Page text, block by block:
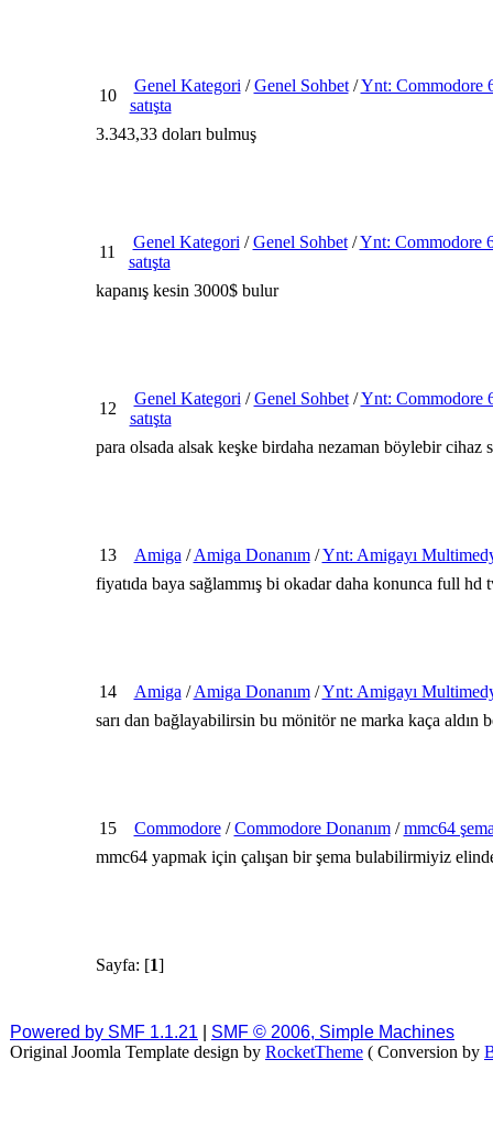
10
Genel Kategori /Genel Sohbet/Ynt: Commodore
satışta
3.343,33 doları bulmuş
11
Genel Kategori /Genel Sohbet/Ynt: Commodore
satışta
kapanış kesin 3000$ bulur
12
Genel Kategori /Genel Sohbet/Ynt: Commodore
satışta
para olsada alsak keşke birdaha nezaman böylebir cihaz
13 Amiga /Amiga Donanım/Ynt: Amigayı
fiyatıda baya sağlammış bi okadar daha konunca full hd
14 Amiga /Amiga Donanım/Ynt: Amigayı
sarı dan bağlayabilirsin bu mönitör ne marka kaça aldın
15 Commodore/Commodore Donanım/mmc64
mmc64 yapmak için çalışan bir şema bulabilirmiyiz
Sayfa: [1]
Powered by SMF 1.1.21
SMF © 2006, Simple Machines
Original Joomla Template design by RocketTheme ( Conversion by